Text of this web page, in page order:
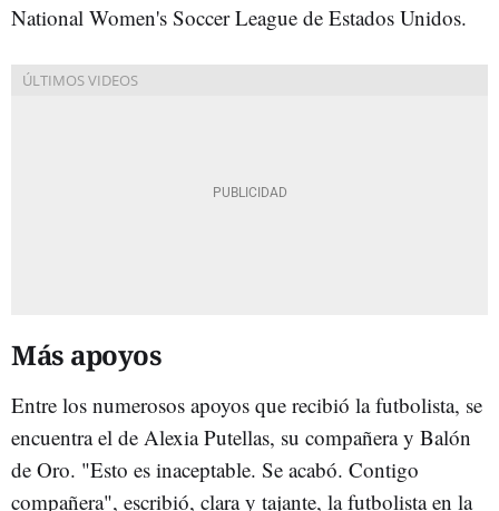
National Women's Soccer League de Estados Unidos.
Más apoyos
Entre los numerosos apoyos que recibió la futbolista, se
encuentra el de Alexia Putellas, su compañera y Balón
de Oro. "Esto es inaceptable. Se acabó. Contigo
compañera", escribió, clara y tajante, la futbolista en la